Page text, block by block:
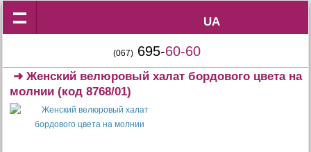
UA
UA
(067) 695-60-60
➜Женский велюровый халат бордового цвета на
молнии (код 8768/01)